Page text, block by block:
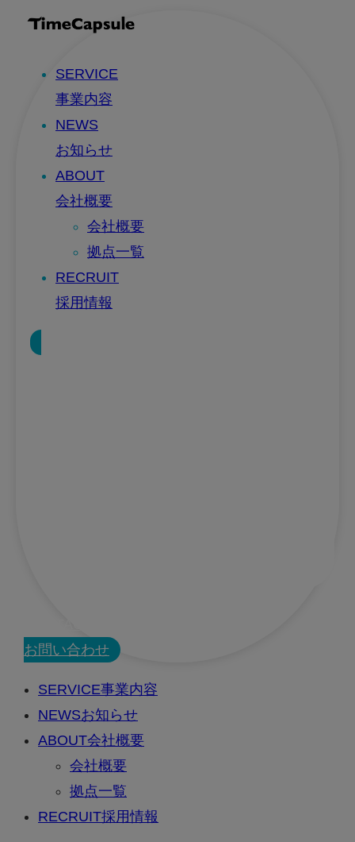
SERVICE
事業内容
NEWS
お知らせ
ABOUT
会社概要
会社概要
拠点一覧
RECRUIT
採用情報
お問い合わせ
SERVICE事業内容
NEWSお知らせ
ABOUT会社概要
会社概要
拠点一覧
RECRUIT採用情報